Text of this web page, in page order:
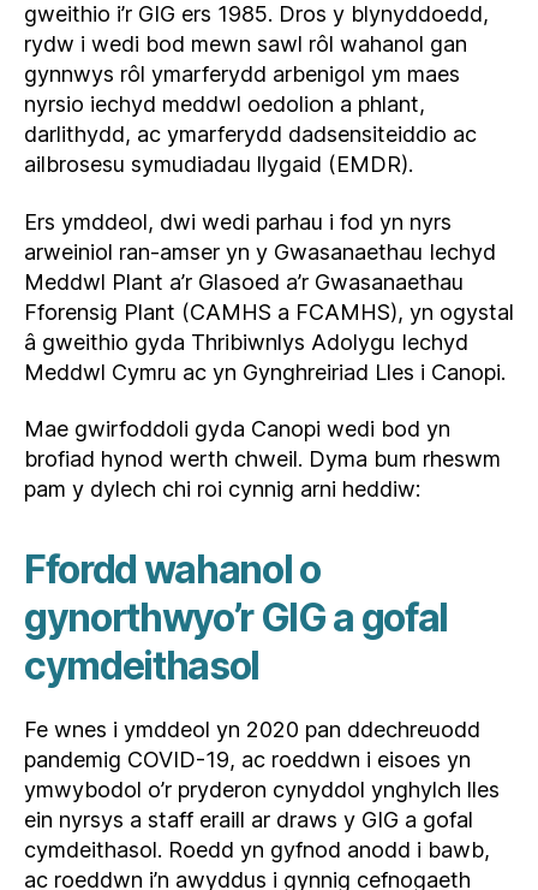
gweithio i’r GIG ers 1985. Dros y blynyddoedd,
rydw i wedi bod mewn sawl rôl wahanol gan
gynnwys rôl ymarferydd arbenigol ym maes
nyrsio iechyd meddwl oedolion a phlant,
darlithydd, ac ymarferydd dadsensiteiddio ac
ailbrosesu symudiadau llygaid (EMDR).
Ers ymddeol, dwi wedi parhau i fod yn nyrs
arweiniol ran-amser yn y Gwasanaethau Iechyd
Meddwl Plant a’r Glasoed a’r Gwasanaethau
Fforensig Plant (CAMHS a FCAMHS), yn ogystal
â gweithio gyda Thribiwnlys Adolygu Iechyd
Meddwl Cymru ac yn Gynghreiriad Lles i Canopi.
Mae gwirfoddoli gyda Canopi wedi bod yn
brofiad hynod werth chweil. Dyma bum rheswm
pam y dylech chi roi cynnig arni heddiw:
Ffordd wahanol o
gynorthwyo’r GIG a gofal
cymdeithasol
Fe wnes i ymddeol yn 2020 pan ddechreuodd
pandemig COVID-19, ac roeddwn i eisoes yn
ymwybodol o’r pryderon cynyddol ynghylch lles
ein nyrsys a staff eraill ar draws y GIG a gofal
cymdeithasol. Roedd yn gyfnod anodd i bawb,
ac roeddwn i’n awyddus i gynnig cefnogaeth